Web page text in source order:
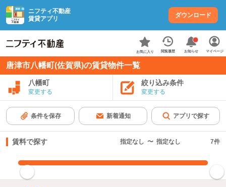
ニフティ不動産
賃貸アプリ
ダウンロード
お気に入り 閲覧履歴 お知らせ マイページ
唐津市八幡町(佐賀県)の賃貸物件一覧
八幡町
変更する
絞り込み条件
変更する
条件を保存 新着通知 アプリで探す
賃料で探す 指定なし 〜 指定なし 7件